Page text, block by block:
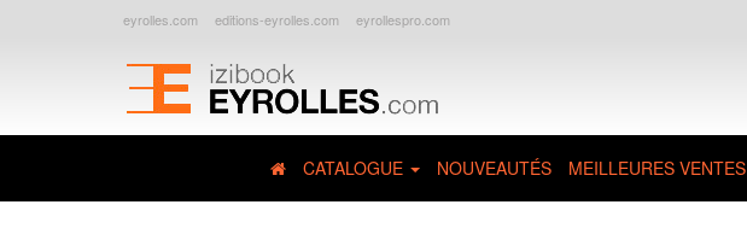
eyrolles.com editions-eyrolles.com eyrollespro.com
CATALOGUE NOUVEAUTÉS MEILLEURES VENTES